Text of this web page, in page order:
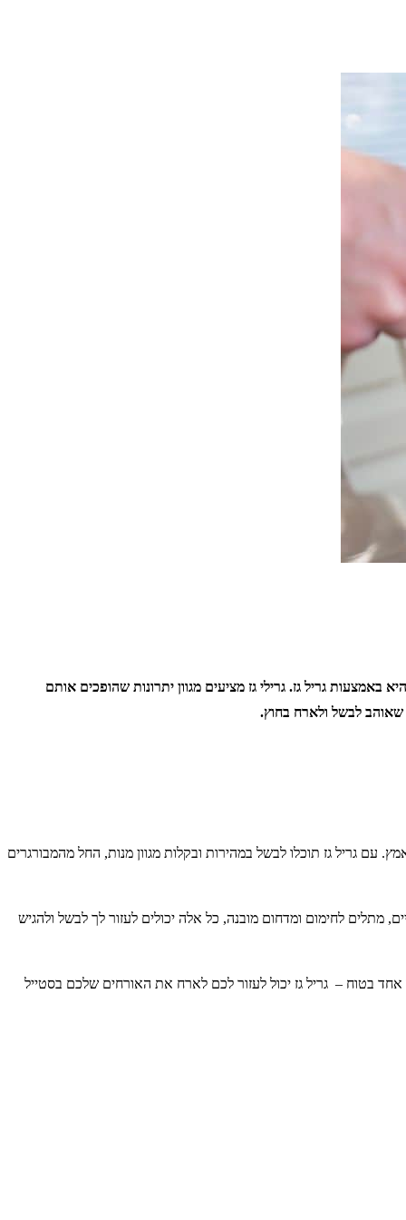
גריל גז. גרילי גז מציעים מגוון יתרונות שהופכים אותם
שאוהב לבשל ולארח בחוץ.
עם גריל גז תוכלו לבשל במהירות ובקלות מגוון מנות, החל מהמבורגרים
מתלים לחימום ומדחום מובנה, כל אלה יכולים לעזור לך לבשל ולהגיש
בטוח – גריל גז יכול לעזור לכם לארח את האורחים שלכם בסטייל